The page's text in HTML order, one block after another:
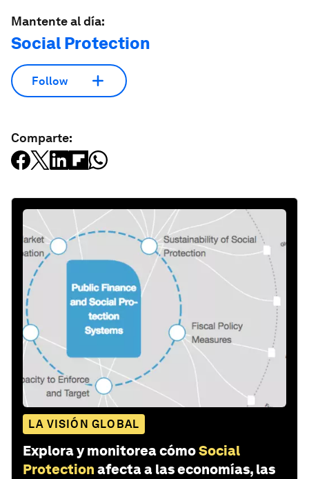
Mantente al día:
Social Protection
Follow
Comparte:
LA VISIÓN GLOBAL
Explora y monitorea cómoSocial
Protection afecta a las economías, las